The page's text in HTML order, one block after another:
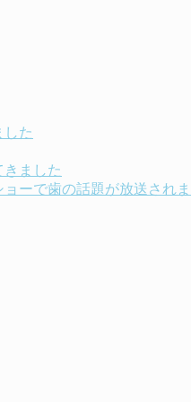
した
ました
ーで歯の話題が放送され